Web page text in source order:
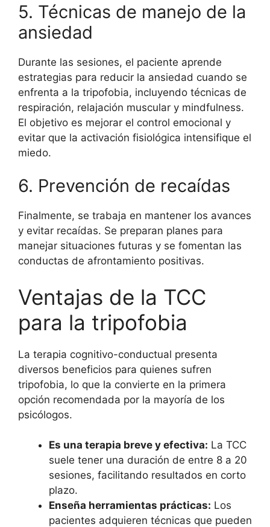
5. Técnicas de manejo de la
ansiedad
Durante las sesiones, el paciente aprende
estrategias para reducir la ansiedad cuando se
enfrenta a la tripofobia, incluyendo técnicas de
respiración, relajación muscular y mindfulness.
El objetivo es mejorar el control emocional y
evitar que la activación fisiológica intensifique el
miedo.
6. Prevención de recaídas
Finalmente, se trabaja en mantener los avances
y evitar recaídas. Se preparan planes para
manejar situaciones futuras y se fomentan las
conductas de afrontamiento positivas.
Ventajas de la TCC
para la tripofobia
La terapia cognitivo-conductual presenta
diversos beneficios para quienes sufren
tripofobia, lo que la convierte en la primera
opción recomendada por la mayoría de los
psicólogos.
Es una terapia breve y efectiva: La TCC
suele tener una duración de entre 8 a 20
sesiones, facilitando resultados en corto
plazo.
Enseña herramientas prácticas: Los
pacientes adquieren técnicas que pueden